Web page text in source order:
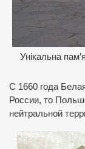
Унікальна
С 1660 года
России, то
нейтральной